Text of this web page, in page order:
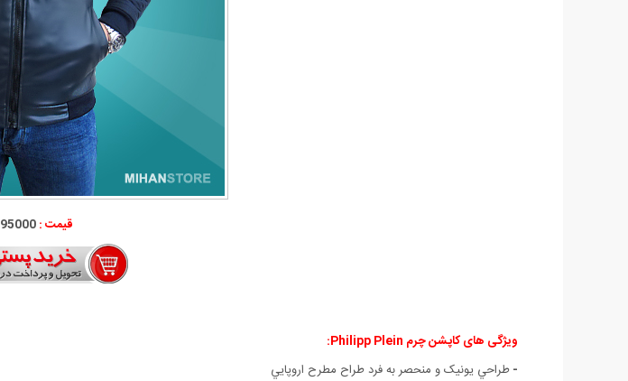
قیمت :95000 تومان
ویژگی های کاپشن چرم Philipp Plein:
-طراحي يونيک و منحصر به فرد طراح مطرح اروپايي